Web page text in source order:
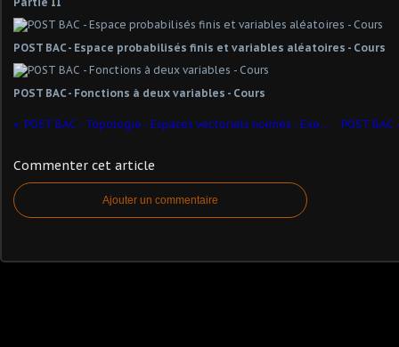
POST BAC - Espace probabilisés finis et variables aléatoires - Cours
POST BAC - Fonctions à deux variables - Cours
POST BAC - Topologie - Espaces vectoriels normés - Exercice 2-1
Commenter cet article
Ajouter un commentaire